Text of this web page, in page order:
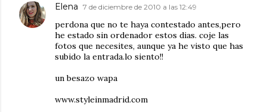
Elena 7 de diciembre de 2010 a las 12:49
perdona que no te haya contestado antes,pero
he estado sin ordenador estos dias. coje las
fotos que necesites, aunque ya he visto que has
subido la entrada.lo siento!!
un besazo wapa
www.styleinmadrid.com